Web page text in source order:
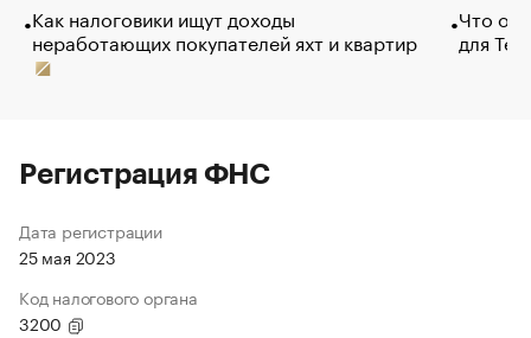
Как налоговики ищут доходы
неработающих покупателей яхт и квартир
Что
для
Регистрация ФНС
Дата регистрации
25 мая 2023
Код налогового органа
3200